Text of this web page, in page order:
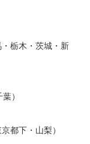
栃木・茨城・新
）
都下・山梨）